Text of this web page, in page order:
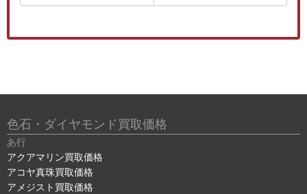
色石・ダイヤモンド買取価格
あ行
アクアマリン買取価格
アコヤ真珠買取価格
アメジスト買取価格